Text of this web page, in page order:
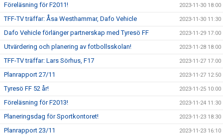
Föreläsning för F2011! 2023-11-30 18:00
TFF-TV träffar: Åsa Westhammar, Dafo Vehicle 2023-11-30 11:30
Dafo Vehicle förlänger partnerskap med Tyresö FF 2023-11-29 17:00
Utvärdering och planering av fotbollsskolan! 2023-11-28 18:00
TFF-TV träffar: Lars Sörhus, F17 2023-11-27 17:00
Planrapport 27/11 2023-11-27 12:50
Tyresö FF 52 år! 2023-11-25 10:00
Föreläsning för F2013! 2023-11-24 11:30
Planeringsdag för Sportkontoret! 2023-11-23 18:30
Planrapport 23/11 2023-11-23 16:10